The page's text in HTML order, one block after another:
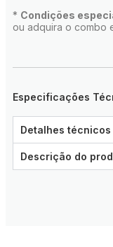
* Condições
ou adquira o combo
Especificações
Detalhes técnicos
Descrição do